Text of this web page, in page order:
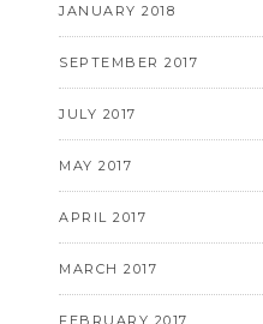
JANUARY 2018
SEPTEMBER 2017
JULY 2017
MAY 2017
APRIL 2017
MARCH 2017
FEBRUARY 2017